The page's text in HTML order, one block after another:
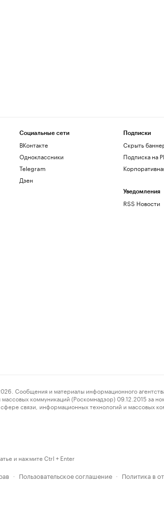
Социальные сети
ВКонтакте
Одноклассники
Telegram
Дзен
Подписки
Скрыть
Подписка на
Уведомления
RSS Новости
и материалы информационного агентства
коммуникаций (Роскомнадзор) 09.12.2015 за
связи, информационных технологий и
и нажмите Ctrl + Enter
· Пользовательское соглашение · Политика в